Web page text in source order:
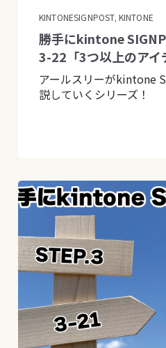
KINTONESIGNPOST KINTONE
勝手にkintone
3-22「3つ以上のアイ
アールスリーがkintone
説していくシリーズ！